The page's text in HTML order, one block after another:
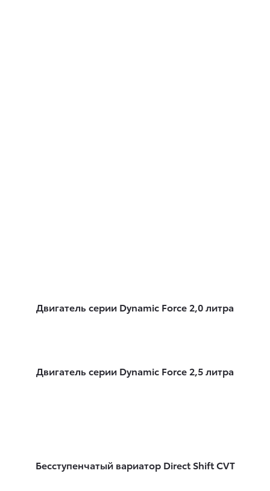
Двигатель серии Dynamic Force 2,0 литра
Двигатель серии Dynamic Force 2,5 литра
Бесступенчатый вариатор Direct Shift CVT